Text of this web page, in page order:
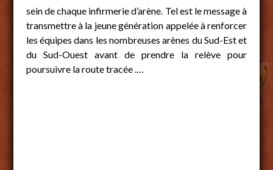
sein de chaque infirmerie d’arène. Tel est le message à
transmettre à la jeune génération appelée à renforcer
les équipes dans les nombreuses arènes du Sud-Est et
du Sud-Ouest avant de prendre la relève pour
poursuivre la route tracée .…